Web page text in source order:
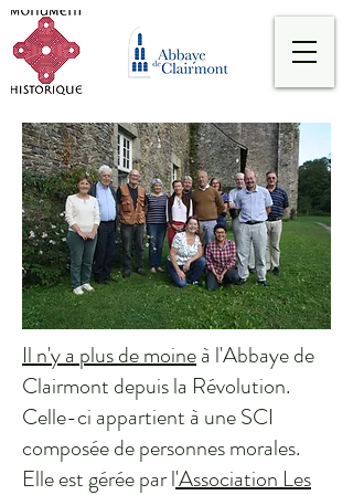
Il n'y a plus de moineà l'Abbaye de
Clairmont depuis la Révolution.
Celle-ci appartient à une SCI
composée de personnes morales.
Elle est gérée par l'Association Les